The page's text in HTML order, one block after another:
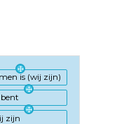
zijn
is (wij zijn)